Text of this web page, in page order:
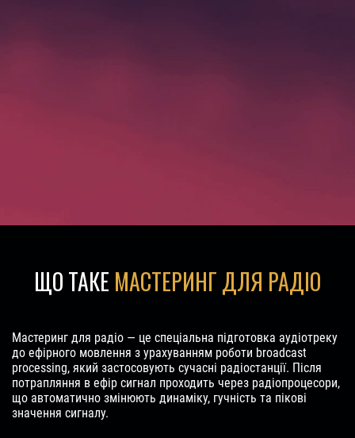
ЩО ТАКЕ МАСТЕРИНГ ДЛЯ РАДІО
Мастеринг для радіо — це спеціальна підготовка аудіотреку
до ефірного мовлення з урахуванням роботи broadcast
processing, який застосовують сучасні радіостанції. Після
потрапляння в ефір сигнал проходить через радіопроцесори,
що автоматично змінюють динаміку, гучність та пікові
значення сигналу.